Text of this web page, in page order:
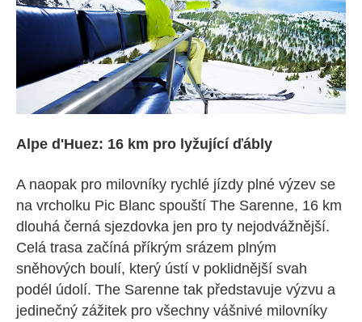
Alpe d'Huez: 16 km pro lyžující ďábly
A naopak pro milovníky rychlé jízdy plné výzev se
na vrcholku Pic Blanc spouští The Sarenne, 16 km
dlouhá černá sjezdovka jen pro ty nejodvážnější.
Celá trasa začíná příkrým srázem plným
sněhových boulí, který ústí v poklidnější svah
podél údolí. The Sarenne tak představuje výzvu a
jedinečný zážitek pro všechny vášnivé milovníky